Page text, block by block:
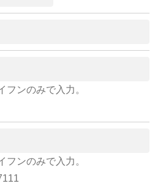
フンのみで入力。
フンのみで入力。